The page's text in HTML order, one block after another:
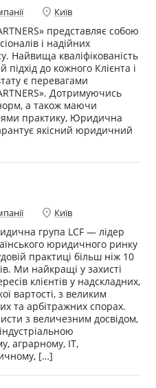
location_on Київ
представляє собою
і надійних
Найвища кваліфікованість
підхід до кожного Клієнта і
є перевагами
Дотримуючись
а також маючи
практику, Юридична
якісний юридичний
location_on Київ
група LCF — лідер
юридичного ринку
практиці більш ніж 10
Ми найкращі у захисті
клієнтів у надскладних,
вартості, з великим
та арбітражних спорах.
з величезним досвідом,
аграрному, IT,
[…]